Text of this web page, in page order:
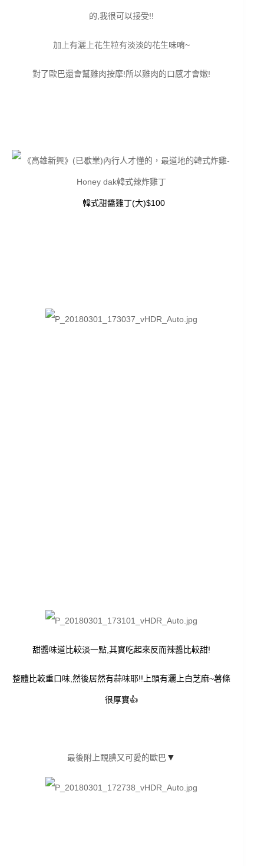
的,我很可以接受!!
加上有灑上花生粒有淡淡的花生味唷~
對了歐巴還會幫雞肉按摩!所以雞肉的口感才會嫩!
韓式甜醬雞丁(大)$100
甜醬味道比較淡一點,其實吃起來反而辣醬比較甜!
整體比較重口味,然後居然有蒜味耶!!上頭有灑上白芝麻~薯條
很厚實👍
最後附上靦腆又可愛的歐巴 ▼